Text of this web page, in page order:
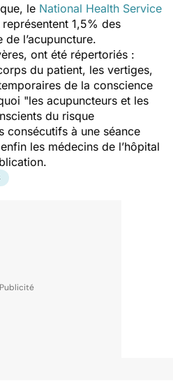
le National Health Service
1,5% des
l’acupuncture.
ont été répertoriés :
du patient, les vertiges,
de la conscience
"les acupuncteurs et les
du risque
consécutifs à une séance
les médecins de l’hôpital